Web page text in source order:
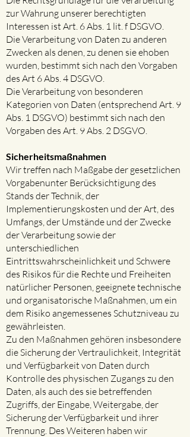
zur Wahrung unserer berechtigten
Interessen ist Art. 6 Abs. 1 lit. f DSGVO.
Die Verarbeitung von Daten zu anderen
Zwecken als denen, zu denen sie ehoben
wurden, bestimmt sich nach den Vorgaben
des Art 6 Abs. 4 DSGVO.
Die Verarbeitung von besonderen
Kategorien von Daten (entsprechend Art. 9
Abs. 1 DSGVO) bestimmt sich nach den
Vorgaben des Art. 9 Abs. 2 DSGVO.
Sicherheitsmaßnahmen
Wir treffen nach Maßgabe der gesetzlichen
Vorgabenunter Berücksichtigung des
Stands der Technik, der
Implementierungskosten und der Art, des
Umfangs, der Umstände und der Zwecke
der Verarbeitung sowie der
unterschiedlichen
Eintrittswahrscheinlichkeit und Schwere
des Risikos für die Rechte und Freiheiten
natürlicher Personen, geeignete technische
und organisatorische Maßnahmen, um ein
dem Risiko angemessenes Schutzniveau zu
gewährleisten.
Zu den Maßnahmen gehören insbesondere
die Sicherung der Vertraulichkeit, Integrität
und Verfügbarkeit von Daten durch
Kontrolle des physischen Zugangs zu den
Daten, als auch des sie betreffenden
Zugriffs, der Eingabe, Weitergabe, der
Sicherung der Verfügbarkeit und ihrer
Trennung. Des Weiteren haben wir